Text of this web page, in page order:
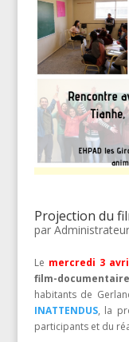
Projection du
par Administrateur
Le mercredi 3
film-documentaire
habitants de
INATTENDUS, la
participants et du